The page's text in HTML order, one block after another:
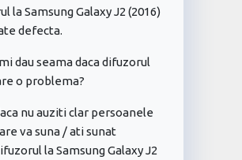
la Samsung Galaxy J2 (2016)
defecta.
dau seama daca difuzorul
o problema?
nu auziti clar persoanele
va suna / ati sunat
la Samsung Galaxy J2